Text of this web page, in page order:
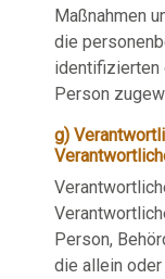
Maßnahmen
die
identifizierten
Person
g)
Person,
die allein